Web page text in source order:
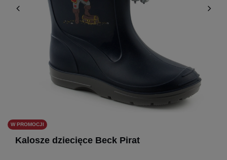
W PROMOCJI
Kalosze dziecięce Beck Pirat